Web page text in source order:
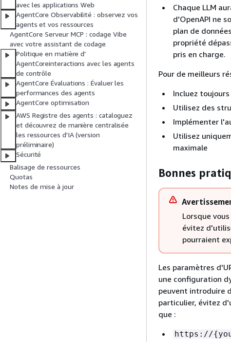
avec les applications Web
AgentCore Observabilité : observez vos
agents et vos ressources
AgentCore Serveur MCP : codage Vibe
avec votre assistant de codage
Politique en matière d'
AgentCoreinteractions avec les agents
de contrôle
AgentCore Évaluations : Évaluer les
performances des agents
AgentCore optimisation
AWS Registre des agents : cataloguez
et découvrez de manière centralisée
les ressources d'IA (version
préliminaire)
Sécurité
Balisage de ressources
Quotas
Notes de mise à jour
Chaque LLM
d'OpenAPI ne
plan de
propriété
pris en charge.
Pour de meilleurs
Incluez
Utilisez des
Implémenter
Utilisez
maximale
Bonnes
Lorsque
évitez
pourraient
Les paramètres
une configuration
peuvent introduire
particulier, évitez
que :
https://{